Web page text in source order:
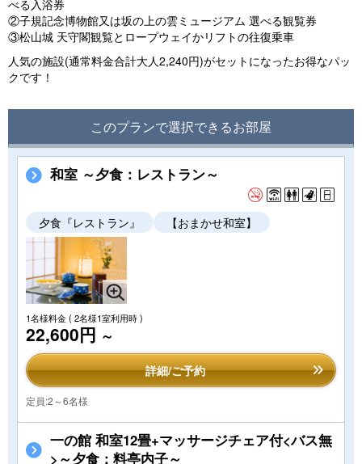
べる入浴券
②子規記念博物館又は坂の上の雲ミュージアム 選べる観覧券
③松山城 天守閣観覧とロープウェイかリフトの往復乗車
人気の施設(通常料金合計大人2,240円)がセットになったお得なパッ
クです！
このプランで選択できるお部屋
和室 ～夕食：レストラン～
夕食『レストラン』 【おまかせ和室】
1名様料金( 2名様1室利用時 )
22,600円 ～
詳細/ご予約
定員:2～6名様
一の館 和室12畳+マッサージチェア付<バス無
>～夕食：料亭内子～